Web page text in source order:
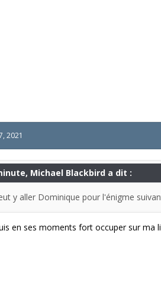
2021
Michael Blackbird a dit :
y aller Dominique pour l'énigme
en ses moments fort occuper sur